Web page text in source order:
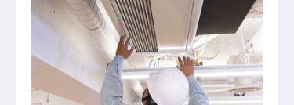
マーケティング部 事業開発 修繕担